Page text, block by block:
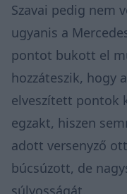
Szavai pedig nem
ugyanis a
pontot bukott el
hozzáteszik, hogy
elveszített pontok
egzakt, hiszen
adott versenyző
búcsúzott, de
súlyosságát.